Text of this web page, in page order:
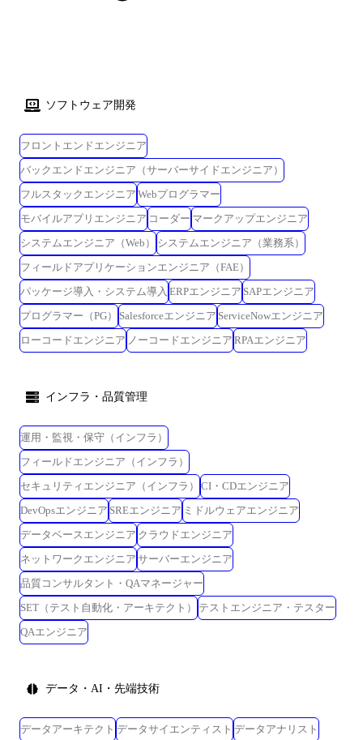
証券フロント部20名、開発をご支援頂いている協力会社の社員も含める
と180名(証券情報部140名、証券フロント部40名)以上の組織です。 風通
しはよく、若手のうちから様々なことにチャレンジできる風土です。
【おもな関係者】 ・三菱UFJモルガン・スタンレー証券の開発部門のご
担当。 ・当部に在籍し、開発作業の一部をご担当頂くビジネスパートナ
ー各社。 【想定担当案件(例)】 [約定・残高・損益管理システム] 約定・
残高・損益管理システムに関する、レベルアップや、当局規制対応、制
度対応、新商品対応等、様々な開発プロジェクトをご担当頂きます。 直
近ではTONA先物の取り扱い開始に係わる新商品案件やBloombergを利用
したJGB引合STP化案件を対応中。 [その他情報系システム] 以下システム
のレベルアップ対応、制度対応の開発プロジェクト、および、維持保守
をご担当いただきます。 業務ニーズ踏まえ、その他新規システム構築対
応を行う場合もあります。 直近では社内ポータル刷新、外債ビジネス強
化プロジェクト、外国株受渡日T+1、外貨建証券決済事務のSTP化、各種
EOS案件を対応しています。 ・決済管理システム ・仕組債管理システム
ソフトウェア開発
フロントエンドエンジニア
バックエンドエンジニア（サーバーサイドエンジニア）
フルスタックエンジニア Webプログラマー
モバイルアプリエンジニア コーダー マークアップエンジニア
システムエンジニア（Web）
システムエンジニア（業務系）
フィールドアプリケーションエンジニア（FAE）
パッケージ導入・システム導入 ERPエンジニア SAPエンジニア
プログラマー（PG）
Salesforceエンジニア ServiceNowエンジニア
ローコードエンジニア ノーコードエンジニア RPAエンジニア
インフラ・品質管理
運用・監視・保守（インフラ）
フィールドエンジニア（インフラ）
セキュリティエンジニア（インフラ）
CI・CDエンジニア
DevOpsエンジニア SREエンジニア ミドルウェアエンジニア
データベースエンジニア クラウドエンジニア
ネットワークエンジニア サーバーエンジニア
品質コンサルタント・QAマネージャー
SET（テスト自動化・アーキテクト）
テストエンジニア・テスター
QAエンジニア
データ・AI・先端技術
データアーキテクト データサイエンティスト データアナリスト